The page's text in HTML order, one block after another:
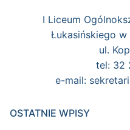
I Liceum
Łukasińskiego
ul.
tel: 32
e-mail:
OSTATNIE WPISY